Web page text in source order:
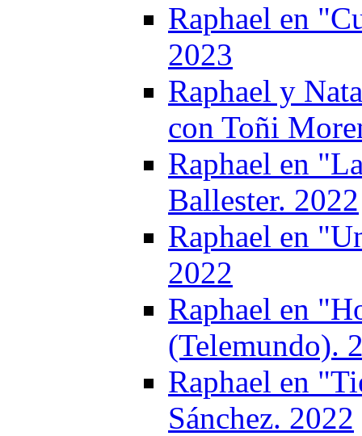
Raphael en
2023
Raphael y
con Toñi
Raphael en
Ballester. 2022
Raphael en
2022
Raphael en
(Telemundo).
Raphael en
Sánchez. 2022